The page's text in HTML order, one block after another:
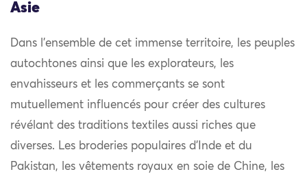
Asie
Dans l’ensemble de cet immense territoire, les peuples
autochtones ainsi que les explorateurs, les
envahisseurs et les commerçants se sont
mutuellement influencés pour créer des cultures
révélant des traditions textiles aussi riches que
diverses. Les broderies populaires d’Inde et du
Pakistan, les vêtements royaux en soie de Chine, les